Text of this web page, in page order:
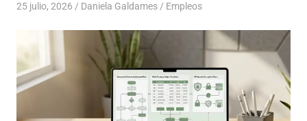
25 julio, 2026 Daniela Galdames Empleos